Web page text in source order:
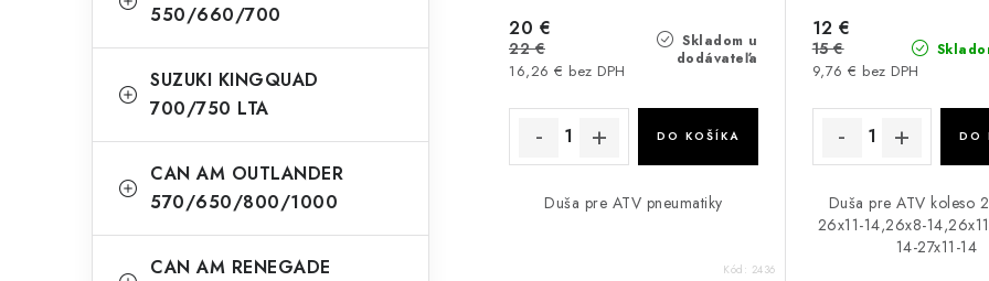
550/660/700
SUZUKI KINGQUAD
700/750 LTA
CAN AM OUTLANDER
570/650/800/1000
CAN AM RENEGADE
Skladom u
dodávateľa
16,26 € bez DPH
20 €
22 €
DO KOŠÍKA
Duša pre ATV pneumatiky
Kód: 2436
9,76 € bez DPH
12 €
15 €
DO
Duša pre ATV koleso
26x11-14,26x8-
14-27x11-14